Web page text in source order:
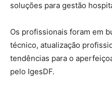
soluções para gestão
Os profissionais foram em
técnico, atualização
tendências para o
pelo IgesDF.